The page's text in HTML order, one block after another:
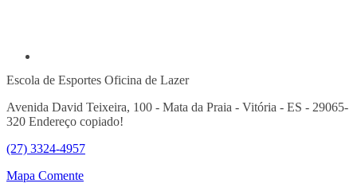
Escola de Esportes Oficina de Lazer
Avenida David Teixeira, 100 - Mata da Praia - Vitória - ES - 29065-
320 Endereço copiado!
(27) 3324-4957
Mapa Comente